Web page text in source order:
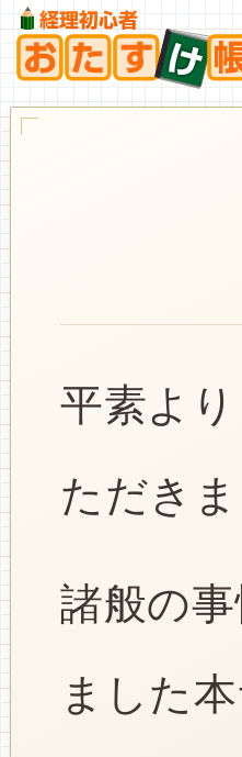
平素よ
ただき
諸般の
ました